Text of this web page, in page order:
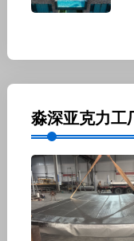
淼深亚克力工